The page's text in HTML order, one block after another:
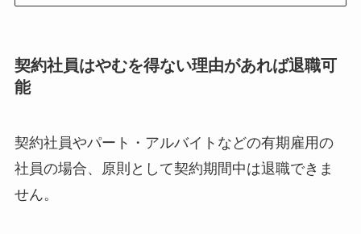
契約社員はやむを得ない理由があれば退職可
能
契約社員やパート・アルバイトなどの有期雇用の
社員の場合、原則として契約期間中は退職できま
せん。